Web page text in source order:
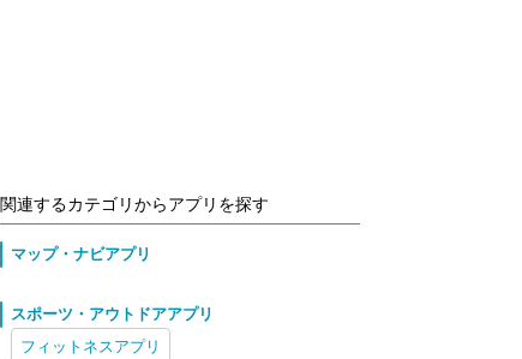
関連するカテゴリからアプリを探す
マップ・ナビアプリ
スポーツ・アウトドアアプリ
フィットネスアプリ